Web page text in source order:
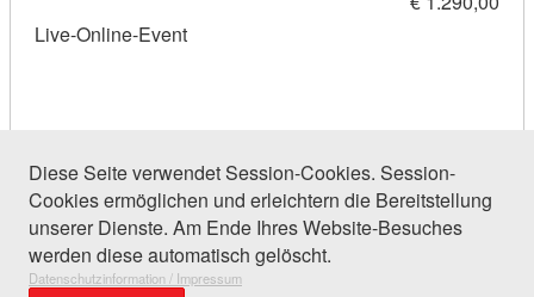
Live-Online-Event
323 Einträge gefunden (1 von 16)
Diese Seite verwendet Session-Cookies. Session-
Cookies ermöglichen und erleichtern die Bereitstellung
unserer Dienste. Am Ende Ihres Website-Besuches
werden diese automatisch gelöscht.
Datenschutzinformation / Impressum